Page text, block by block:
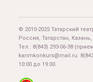
© 2010-2025 Татарский
Россия, Татарстан, Казань,
Тел.: 8(843) 293-06-38
karimkonkurs@mail.ru.
10:00 до 19:00.